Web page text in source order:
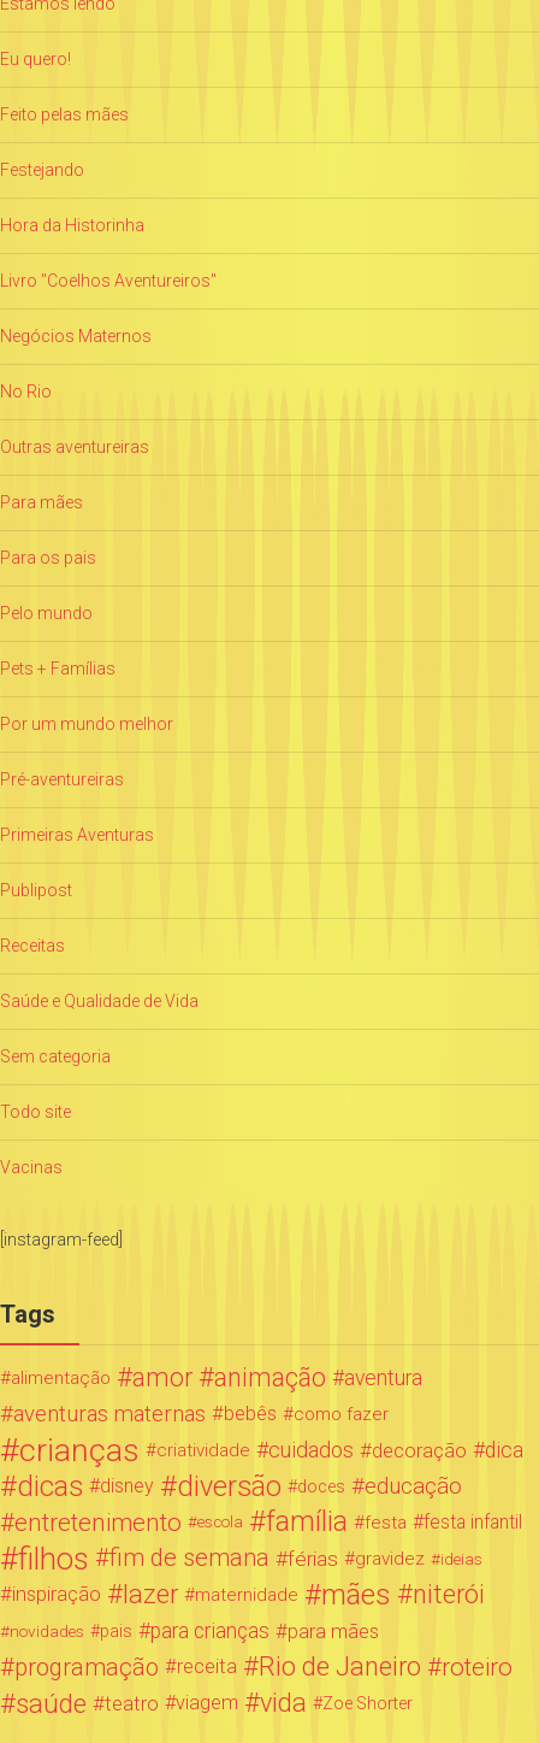
Estamos lendo
Eu quero!
Feito pelas mães
Festejando
Hora da Historinha
Livro "Coelhos Aventureiros"
Negócios Maternos
No Rio
Outras aventureiras
Para mães
Para os pais
Pelo mundo
Pets + Famílias
Por um mundo melhor
Pré-aventureiras
Primeiras Aventuras
Publipost
Receitas
Saúde e Qualidade de Vida
Sem categoria
Todo site
Vacinas
[instagram-feed]
Tags
alimentação amor animação aventura
aventuras maternas bebês como fazer
crianças criatividade cuidados decoração dica
dicas disney diversão doces educação
entretenimento escola família festa festa infantil
filhos fim de semana férias gravidez ideias
inspiração lazer maternidade mães niterói
novidades pais para crianças para mães
programação receita Rio de Janeiro roteiro
saúde teatro viagem vida Zoe Shorter